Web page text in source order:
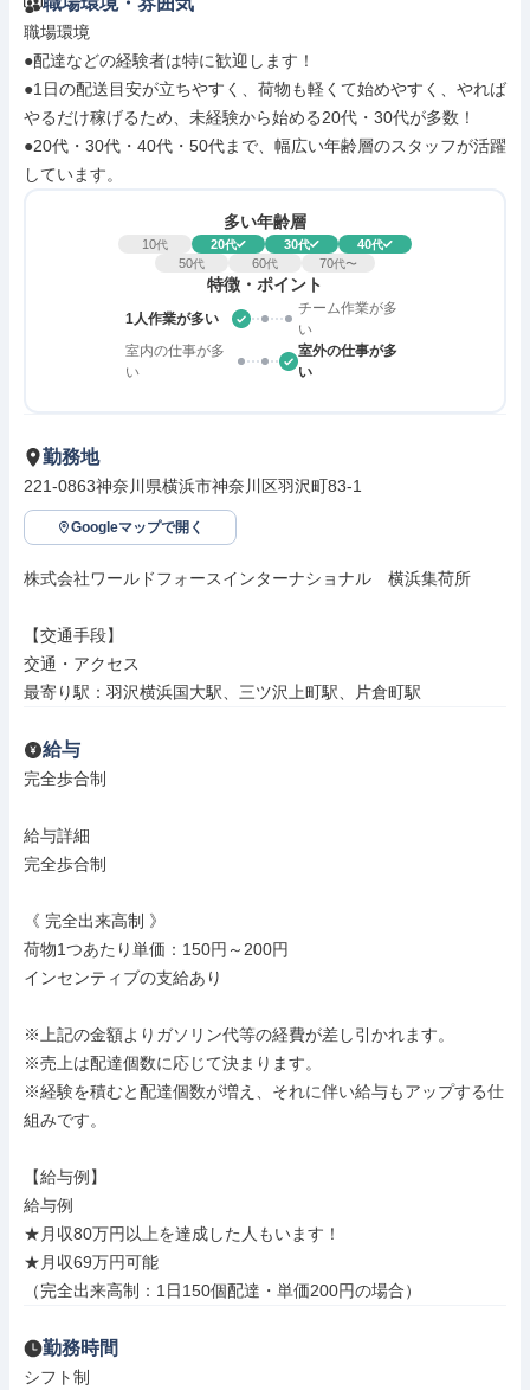
職場環境
●配達などの経験者は特に歓迎します！
●1日の配送目安が立ちやすく、荷物も軽くて始めやすく、やれば
やるだけ稼げるため、未経験から始める20代・30代が多数！
●20代・30代・40代・50代まで、幅広い年齢層のスタッフが活躍
しています。
多い年齢層
10代 20代 30代 40代
50代 60代 70代〜
特徴・ポイント
1人作業が多い
チーム作業が多
い
室内の仕事が多
い
室外の仕事が多
い
勤務地
221-0863神奈川県横浜市神奈川区羽沢町83-1
Googleマップで開く
株式会社ワールドフォースインターナショナル　横浜集荷所
【交通手段】
交通・アクセス
最寄り駅：羽沢横浜国大駅、三ツ沢上町駅、片倉町駅
給与
完全歩合制
給与詳細
完全歩合制
《 完全出来高制 》
荷物1つあたり単価：150円～200円
インセンティブの支給あり
※上記の金額よりガソリン代等の経費が差し引かれます。
※売上は配達個数に応じて決まります。
※経験を積むと配達個数が増え、それに伴い給与もアップする仕
組みです。
【給与例】
給与例
★月収80万円以上を達成した人もいます！
★月収69万円可能
（完全出来高制：1日150個配達・単価200円の場合）
勤務時間
シフト制